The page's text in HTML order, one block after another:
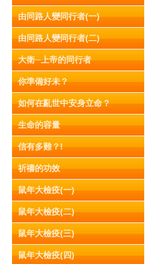
由同路人變同行者(一)
由同路人變同行者(二)
大衛─上帝的同行者
你準備好未？
如何在亂世中安身立命？
生命的容量
信有多難？!
祈禱的功效
鼠年大檢疫(一)
鼠年大檢疫(二)
鼠年大檢疫(三)
鼠年大檢疫(四)